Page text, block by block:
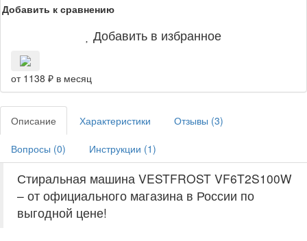
Добавить к сравнению
Добавить в избранное
от 1138 ₽ в месяц
Описание Характеристики Отзывы (3)
Вопросы (0) Инструкции (1)
Стиральная машина VESTFROST VF6T2S100W
– от официального магазина в России по
выгодной цене!